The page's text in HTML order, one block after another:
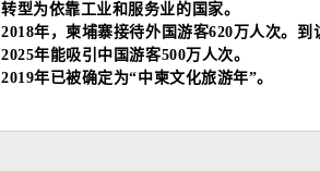
转型为依靠工业和服务业的国家。
2018年，柬埔寨接待外国游客620万人次。
2025年能吸引中国游客500万人次。
2019年已被确定为“中柬文化旅游年”。